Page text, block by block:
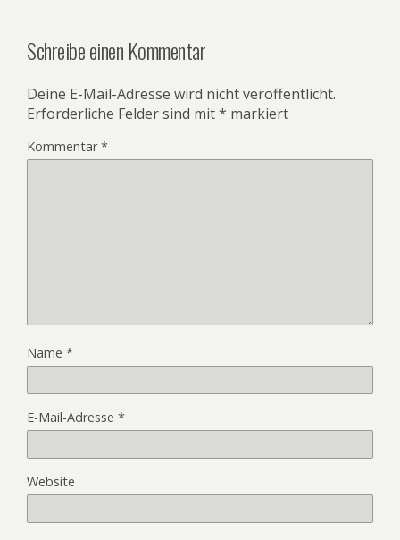
Schreibe einen Kommentar
Deine E-Mail-Adresse wird nicht veröffentlicht.
Erforderliche Felder sind mit* markiert
Kommentar*
Name *
E-Mail-Adresse *
Website